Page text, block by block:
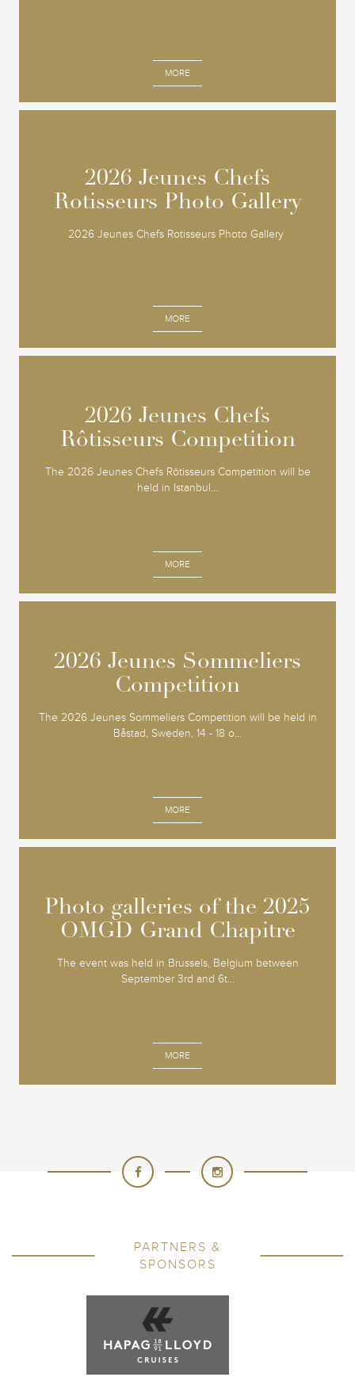
MORE
2026 Jeunes Chefs
Rotisseurs Photo Gallery
2026 Jeunes Chefs Rotisseurs Photo Gallery
MORE
2026 Jeunes Chefs
Rotisseurs Photo Gallery
2026 Jeunes Chefs
Rôtisseurs Competition
The 2026 Jeunes Chefs Rôtisseurs Competition will be
held in Istanbul...
MORE
2026 Jeunes Chefs
Rôtisseurs Competition
2026 Jeunes Sommeliers
Competition
The 2026 Jeunes Sommeliers Competition will be held in
Båstad, Sweden, 14 - 18 o...
MORE
2026 Jeunes Sommeliers
Competition
Photo galleries of the 2025
OMGD Grand Chapitre
The event was held in Brussels, Belgium between
September 3rd and 6t...
MORE
Photo galleries of the 2025
OMGD Grand Chapitre
PARTNERS &
SPONSORS